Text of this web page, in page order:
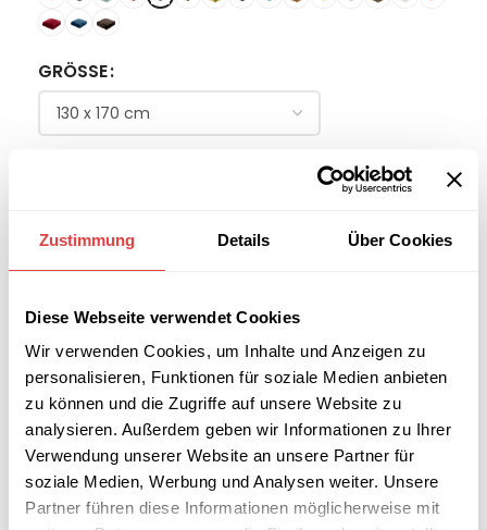
Zustimmung Details Über Cookies
Diese Webseite verwendet Cookies
Wir verwenden Cookies, um Inhalte und Anzeigen zu
personalisieren, Funktionen für soziale Medien anbieten
zu können und die Zugriffe auf unsere Website zu
analysieren. Außerdem geben wir Informationen zu Ihrer
Verwendung unserer Website an unsere Partner für
soziale Medien, Werbung und Analysen weiter. Unsere
Partner führen diese Informationen möglicherweise mit
GRÖSSE
IN DEN WARENKORB
Interessiert an
größeren
Stückzahlen?
B2B-Angebot
anfordern
Artikelnummer:n. v.